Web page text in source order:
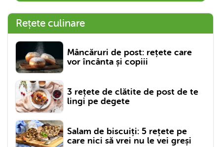
Rețete culinare
Mâncăruri de post: rețete care
vor încânta și copiii
3 rețete de clătite de post de te
lingi pe degete
Salam de biscuiți: 5 rețete pe
care nici să vrei nu le vei greși